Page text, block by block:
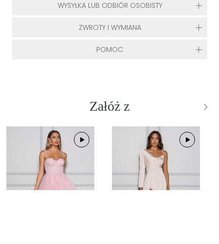
WYSYŁKA LUB ODBIÓR OSOBISTY
ZWROTY I WYMIANA
POMOC
Załóż z